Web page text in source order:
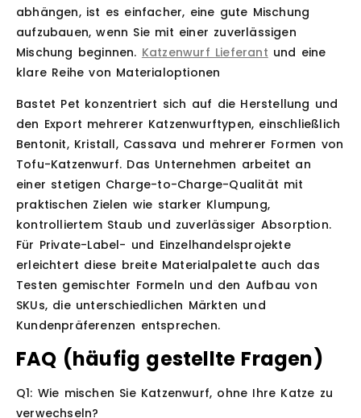
abhängen, ist es einfacher, eine gute Mischung
aufzubauen, wenn Sie mit einer zuverlässigen
Mischung beginnen. Katzenwurf Lieferant und eine
klare Reihe von Materialoptionen
Bastet Pet konzentriert sich auf die Herstellung und
den Export mehrerer Katzenwurftypen, einschließlich
Bentonit, Kristall, Cassava und mehrerer Formen von
Tofu-Katzenwurf. Das Unternehmen arbeitet an
einer stetigen Charge-to-Charge-Qualität mit
praktischen Zielen wie starker Klumpung,
kontrolliertem Staub und zuverlässiger Absorption.
Für Private-Label- und Einzelhandelsprojekte
erleichtert diese breite Materialpalette auch das
Testen gemischter Formeln und den Aufbau von
SKUs, die unterschiedlichen Märkten und
Kundenpräferenzen entsprechen.
FAQ (häufig gestellte Fragen)
Q1: Wie mischen Sie Katzenwurf, ohne Ihre Katze zu
verwechseln?